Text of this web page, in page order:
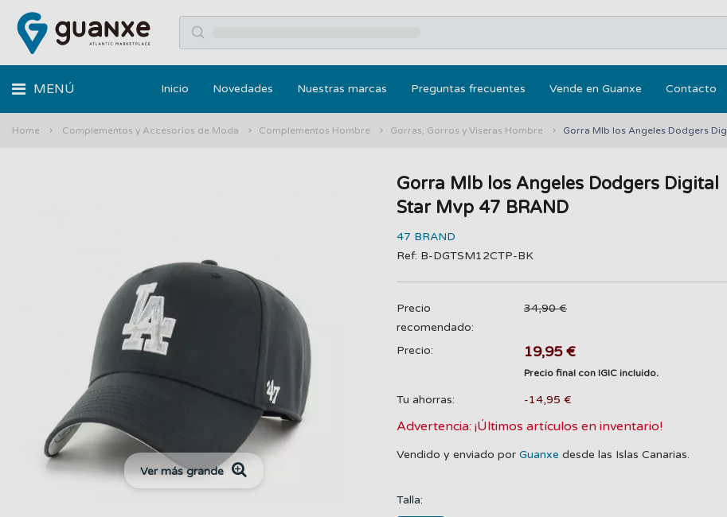
MENÚ Inicio Novedades Nuestras marcas Preguntas frecuentes Vende en Guanxe Contacto
Home Complementos y Accesorios de Moda Complementos Hombre Gorras, Gorros y Viseras Hombre Gorra Mlb los Angeles Dodgers
Ver más grande
Gorra Mlb los Angeles Dodgers Digital
Star Mvp 47 BRAND
47 BRAND
Ref: B-DGTSM12CTP-BK
Precio
recomendado:
34,90 €
Precio: 19,95 €
Precio final con IGIC incluido.
Tu ahorras: -14,95 €
Advertencia: ¡Últimos artículos en inventario!
Vendido y enviado por Guanxe desde las Islas Canarias.
Talla: